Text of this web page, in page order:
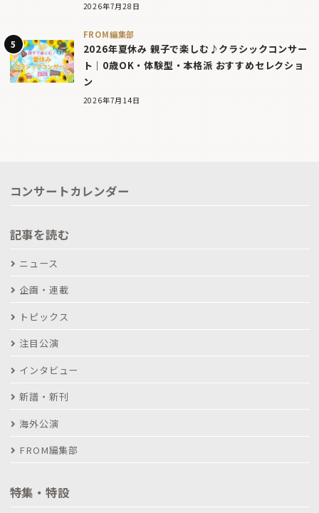
2026年7月28日
FROM編集部
2026年夏休み 親子で楽しむ♪クラシックコンサー
ト｜0歳OK・体験型・本格派 おすすめセレクショ
ン
2026年7月14日
コンサートカレンダー
記事を読む
ニュース
企画・連載
トピックス
注目公演
インタビュー
新譜・新刊
海外公演
FROM編集部
特集・特設